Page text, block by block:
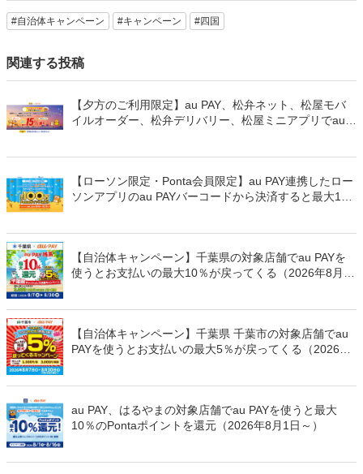
#自治体キャンペーン #キャンペーン #四国
関連する投稿
【夕方のご利用限定】au PAY、松弁ネット、松屋モバ
イルオーダー、松弁デリバリー、松屋ミニアプリでau
【ローソン限定・Ponta会員限定】au PAY連携したロー
ソンアプリのau PAYバーコードから決済すると最大100
【自治体キャンペーン】千葉県の対象店舗でau PAYを
使うとお支払いの最大10％が戻ってくる（2026年8月7
【自治体キャンペーン】千葉県 千葉市の対象店舗でau
PAYを使うとお支払いの最大5％が戻ってくる（2026年
au PAY、はるやまの対象店舗でau PAYを使うと最大
10％のPontaポイントを還元（2026年8月1日～）